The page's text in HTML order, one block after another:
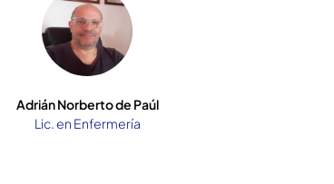
Adrián Norberto de Paúl
Lic. en Enfermería